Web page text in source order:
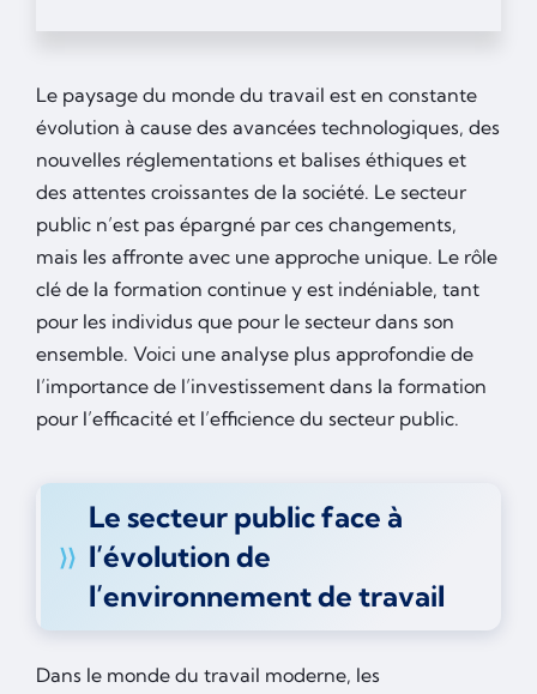
Le paysage du monde du travail est en constante
évolution à cause des avancées technologiques, des
nouvelles réglementations et balises éthiques et
des attentes croissantes de la société. Le secteur
public n’est pas épargné par ces changements,
mais les affronte avec une approche unique. Le rôle
clé de la formation continue y est indéniable, tant
pour les individus que pour le secteur dans son
ensemble. Voici une analyse plus approfondie de
l’importance de l’investissement dans la formation
pour l’efficacité et l’efficience du secteur public.
Le secteur public face à
l’évolution de
l’environnement de travail
Dans le monde du travail moderne, les